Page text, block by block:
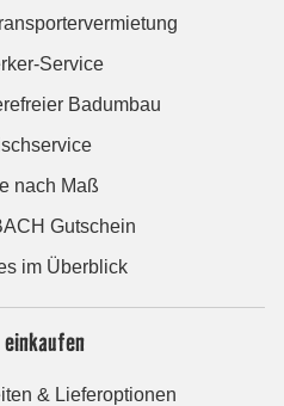
Service
Badumbau
nach Maß
Gutschein
im Überblick
& Lieferoptionen